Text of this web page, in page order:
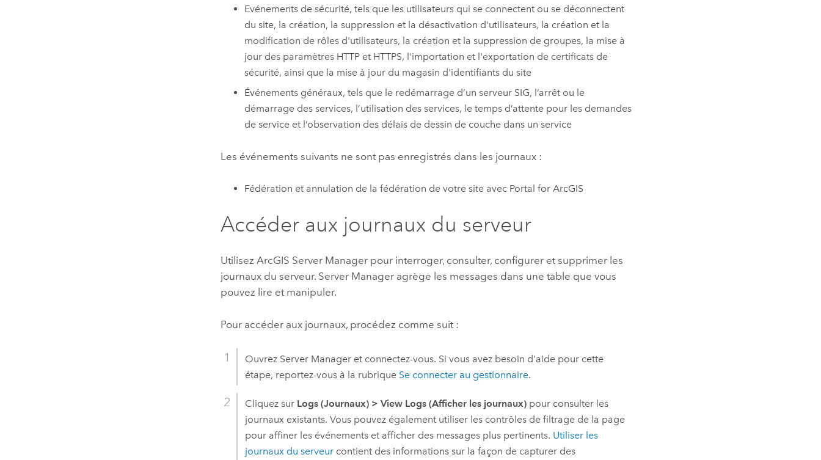
Evénements de sécurité, tels que les utilisateurs qui se connectent ou se déconnectent
du site, la création, la suppression et la désactivation d'utilisateurs, la création et la
modification de rôles d'utilisateurs, la création et la suppression de groupes, la mise à
jour des paramètres HTTP et HTTPS, l'importation et l'exportation de certificats de
sécurité, ainsi que la mise à jour du magasin d'identifiants du site
Événements généraux, tels que le redémarrage d’un serveur SIG, l’arrêt ou le
démarrage des services, l’utilisation des services, le temps d’attente pour les demandes
de service et l’observation des délais de dessin de couche dans un service
Les événements suivants ne sont pas enregistrés dans les journaux :
Fédération et annulation de la fédération de votre site avec Portal for ArcGIS
Accéder aux journaux du serveur
UtilisezArcGIS Server Manager pour interroger, consulter, configurer et supprimer les
journaux du serveur. Server Manager agrège les messages dans une table que vous
pouvez lire et manipuler.
Pour accéder aux journaux, procédez comme suit :
Ouvrez Server Manager et connectez-vous. Si vous avez besoin d'aide pour cette
étape, reportez-vous à la rubrique Se connecter au gestionnaire.
Cliquez sur Logs (Journaux) > View Logs (Afficher les journaux) pour consulter les
journaux existants. Vous pouvez également utiliser les contrôles de filtrage de la page
pour affiner les événements et afficher des messages plus pertinents. Utiliser les
journaux du serveur contient des informations sur la façon de capturer des